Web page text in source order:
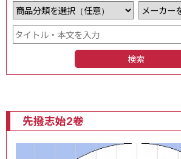
検索
先撥志始2卷